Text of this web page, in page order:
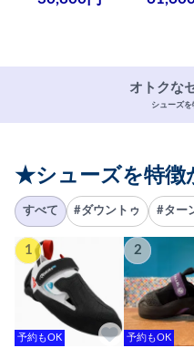
オトクな
シューズ
★シューズを特徴
すべて #ダウントゥ #ター
1
予約もOK
2
予約もOK